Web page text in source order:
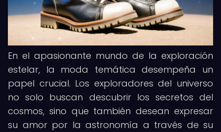
En el apasionante mundo de la exploración
estelar, la moda temática desempeña un
papel crucial. Los exploradores del universo
no solo buscan descubrir los secretos del
cosmos, sino que también desean expresar
su amor por la astronomía a través de su